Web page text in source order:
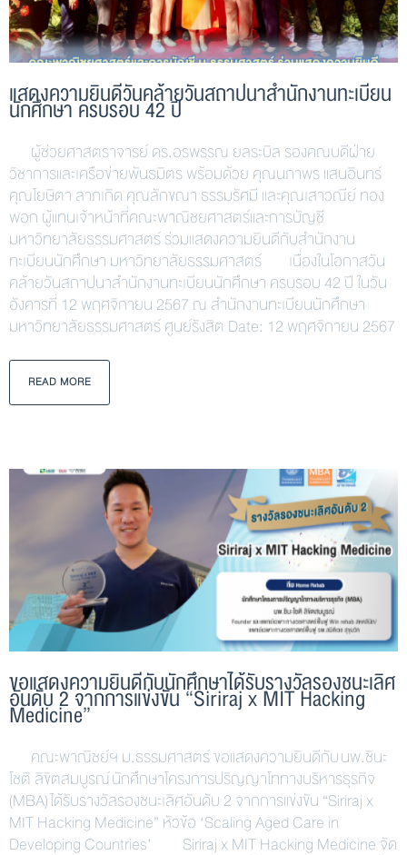
แสดงความยินดีวันคล้ายวันสถาปนาสำนักงานทะเบียน
นักศึกษา ครบรอบ 42 ปี
ผู้ช่วยศาสตราจารย์ ดร.อรพรรณ ยลระบิล รองคณบดีฝ่าย
วิชาการและเครือข่ายพันธมิตร พร้อมด้วย คุณนภาพร แสนอินทร์
คุณโยษิตา ลาภเกิด คุณลักขณา ธรรมรัศมี และคุณเสาวณีย์ ทอง
พอก ผู้แทนเจ้าหน้าที่คณะพาณิชยศาสตร์และการบัญชี
มหาวิทยาลัยธรรมศาสตร์ ร่วมแสดงความยินดีกับสำนักงาน
ทะเบียนนักศึกษา มหาวิทยาลัยธรรมศาสตร์ เนื่องในโอกาสวัน
คล้ายวันสถาปนาสำนักงานทะเบียนนักศึกษา ครบรอบ 42 ปี ในวัน
อังคารที่ 12 พฤศจิกายน 2567 ณ สำนักงานทะเบียนนักศึกษา
มหาวิทยาลัยธรรมศาสตร์ ศูนย์รังสิต Date: 12 พฤศจิกายน 2567
READ MORE
ขอแสดงความยินดีกับนักศึกษาได้รับรางวัลรองชนะเลิศ
อันดับ 2 จากการแข่งขัน “Siriraj x MIT Hacking
Medicine”
คณะพาณิชย์ฯ ม.ธรรมศาสตร์ ขอแสดงความยินดีกับ นพ.ชินะ
โชติ ลิขิตสมบูรณ์ นักศึกษาโครงการปริญญาโททางบริหารธุรกิจ
(MBA) ได้รับรางวัลรองชนะเลิศอันดับ 2 จากการแข่งขัน “Siriraj x
MIT Hacking Medicine” หัวข้อ ‘Scaling Aged Care in
Developing Countries’ Siriraj x MIT Hacking Medicine จัด